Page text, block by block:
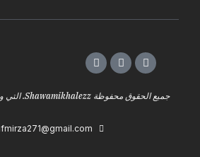
جميع الحقوق محفوظة Shawamikhalezz. التي وضعتها: +96877152145